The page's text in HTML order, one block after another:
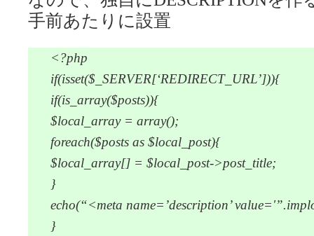
手前あたりに設置
<?php
if(isset($_SERVER[‘REDIRECT_URL’])){
if(is_array($posts)){
$local_array = array();
foreach($posts as $local_post){
$local_array[] = $local_post->post_title;
}
echo(“<meta name=’description’
}